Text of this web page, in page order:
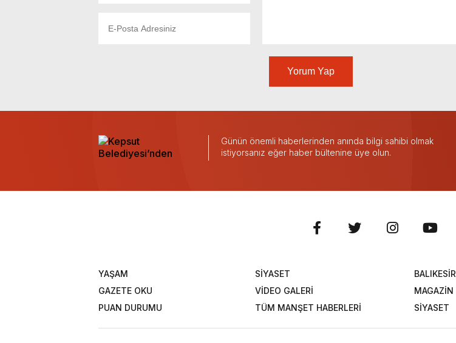
Yorum Yap
Günün önemli haberlerinden anında bilgi sahibi olmak
istiyorsanız eğer haber bültenine üye olun.
YAŞAM
SİYASET
GAZETE OKU
VİDEO GALERİ
PUAN DURUMU
TÜM MANŞET HABERLERİ
BALIKESİR
MAGAZİN
SİYASET